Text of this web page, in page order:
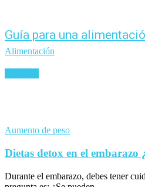
Guía para una
Alimentación
Aumento de peso
Dietas detox en el embarazo
Durante el embarazo, debes tener